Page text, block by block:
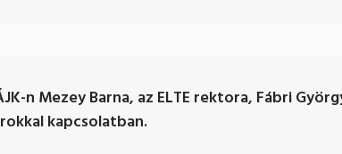
Mezey Barna, az ELTE rektora, Fábri
kapcsolatban.